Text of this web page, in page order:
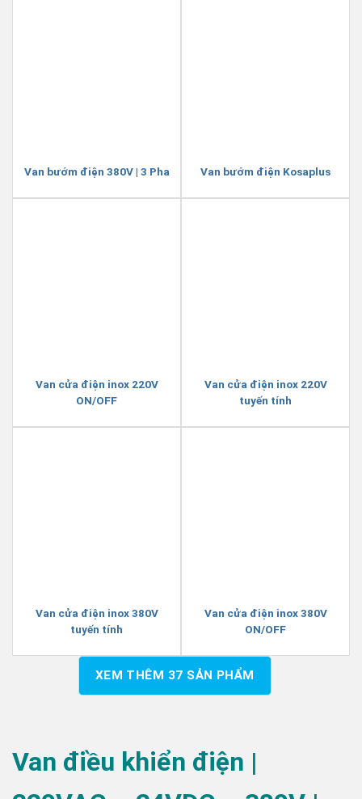
Van bướm điện 380V | 3 Pha Van bướm điện Kosaplus
Van cửa điện inox 220V
ON/OFF
Van cửa điện inox 220V
tuyến tính
Van cửa điện inox 380V
tuyến tính
Van cửa điện inox 380V
ON/OFF
XEM THÊM 37 SẢN PHẨM
Van điều khiển điện |